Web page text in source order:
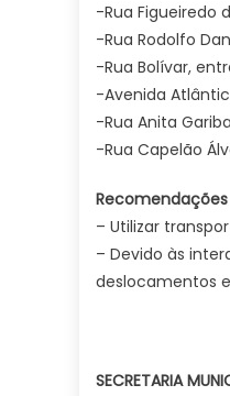
-Rua Figueiredo
-Rua Rodolfo
-Rua Bolívar,
-Avenida
-Rua Anita
-Rua Capelão
Recomendações
– Utilizar
– Devido às
deslocamentos
SECRETARIA